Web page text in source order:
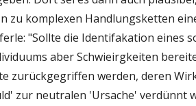
zu komplexen Handlungsketten
"Sollte die Identifakation eines
aber Schwieirgkeiten
zurückgegriffen werden, deren
zur neutralen 'Ursache' verdünnt